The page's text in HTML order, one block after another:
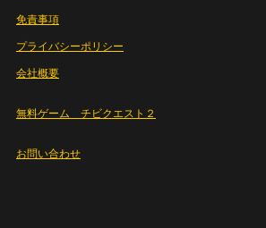
免責事項
プライバシーポリシー
会社概要
無料ゲーム チビクエスト２
お問い合わせ